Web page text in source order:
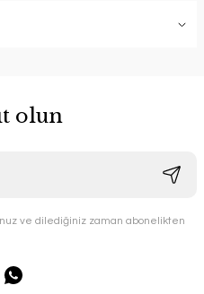
olun
ve dilediğiniz zaman abonelikten